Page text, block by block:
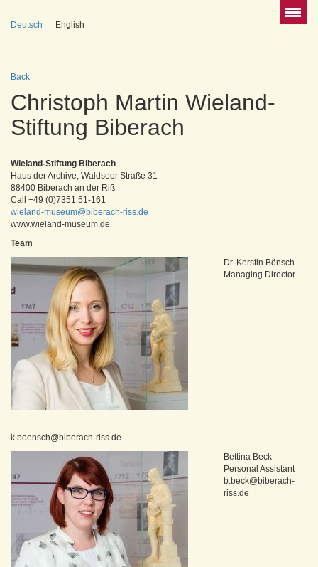
Deutsch English
Back
Christoph Martin Wieland-
Stiftung Biberach
Wieland-Stiftung Biberach
Haus der Archive, Waldseer Straße 31
88400 Biberach an der Riß
Call +49 (0)7351 51-161
wieland-museum@biberach-riss.de
www.wieland-museum.de
Team
Dr. Kerstin Bönsch
Managing Director
k.boensch@biberach-riss.de
Bettina Beck
Personal Assistant
b.beck@biberach-
riss.de